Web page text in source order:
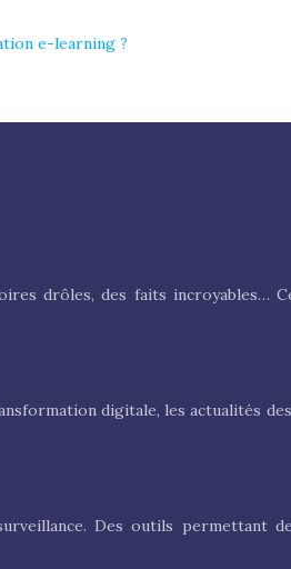
e-learning ?
drôles, des faits incroyables…
digitale, les actualités
Des outils permettant